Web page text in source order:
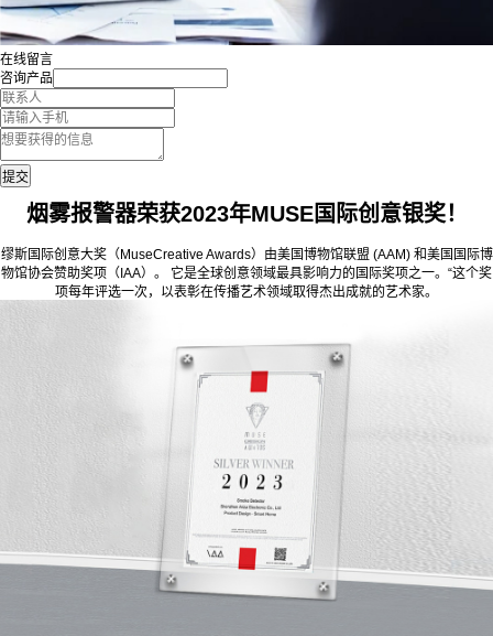
在线留言
咨询产品
烟雾报警器荣获2023年MUSE国际创意银奖！
缪斯国际创意大奖（MuseCreative Awards）由美国博物馆联盟 (AAM) 和美国国际博
物馆协会赞助奖项（IAA）。 它是全球创意领域最具影响力的国际奖项之一。“这个奖
项每年评选一次，以表彰在传播艺术领域取得杰出成就的艺术家。